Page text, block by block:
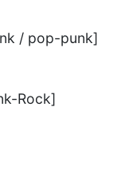
/ pop-punk]
Rock]